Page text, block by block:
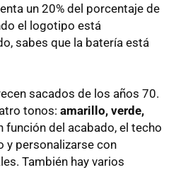
un 20% del porcentaje de
el logotipo está
sabes que la batería está
sacados de los años 70.
tonos: amarillo, verde,
función del acabado, el techo
y personalizarse con
También hay varios